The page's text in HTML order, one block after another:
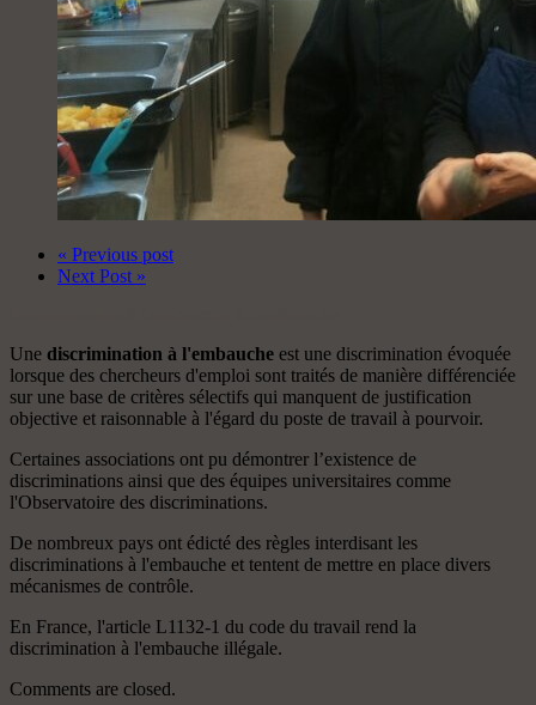
« Previous post
Next Post »
Une discrimination à l'embauche est une discrimination évoquée
lorsque des chercheurs d'emploi sont traités de manière différenciée
sur une base de critères sélectifs qui manquent de justification
objective et raisonnable à l'égard du poste de travail à pourvoir.
Certaines associations ont pu démontrer l’existence de
discriminations ainsi que des équipes universitaires comme
l'Observatoire des discriminations.
De nombreux pays ont édicté des règles interdisant les
discriminations à l'embauche et tentent de mettre en place divers
mécanismes de contrôle.
En France, l'article L1132-1 du code du travail rend la
discrimination à l'embauche illégale.
Comments are closed.